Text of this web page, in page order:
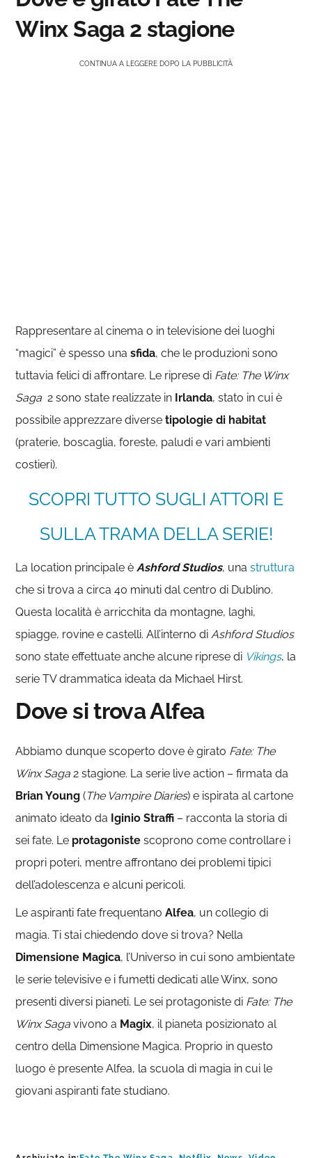
Winx Saga 2 stagione
CONTINUA A LEGGERE DOPO LA PUBBLICITÀ
Rappresentare al cinema o in televisione dei luoghi
“magici” è spesso unasfida, che le produzioni sono
tuttavia felici di affrontare. Le riprese di Fate: The Winx
Saga 2 sono state realizzate in Irlanda, stato in cui è
possibile apprezzare diversetipologie di habitat
(praterie, boscaglia, foreste, paludi e vari ambienti
costieri).
SCOPRI TUTTO SUGLI ATTORI E
SULLA TRAMA DELLA SERIE!
La location principale èAshford Studios, unastruttura
che si trova a circa 40 minuti dal centro di Dublino.
Questa località è arricchita da montagne, laghi,
spiagge, rovine e castelli. All’interno diAshford Studios
sono state effettuate anche alcune riprese di Vikings, la
serie TV drammatica ideata da Michael Hirst.
Dove si trova Alfea
Abbiamo dunque scoperto dove è girato Fate: The
Winx Saga2 stagione. La serie live action – firmata da
Brian Young (The Vampire Diaries) e ispirata al cartone
animato ideato da Iginio Straffi – racconta la storia di
sei fate. Le protagoniste scoprono come controllare i
propri poteri, mentre affrontano dei problemi tipici
dell’adolescenza e alcuni pericoli.
Le aspiranti fate frequentanoAlfea, un collegio di
magia. Ti stai chiedendo dove si trova? Nella
Dimensione Magica, l’Universo in cui sono ambientate
le serie televisive e i fumetti dedicati alle Winx, sono
presenti diversi pianeti. Le sei protagoniste di Fate: The
Winx Saga vivono a Magix, il pianeta posizionato al
centro della Dimensione Magica. Proprio in questo
luogo è presente Alfea, la scuola di magia in cui le
giovani aspiranti fate studiano.